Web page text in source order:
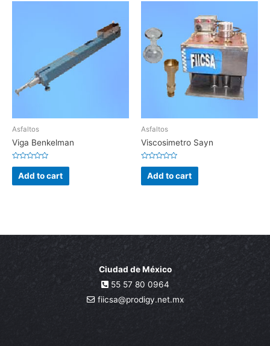
Asfaltos
Viga Benkelman
Rated
out
of
Add to cart
Asfaltos
Viscosimetro Sayn
Rated
out
of
Add to cart
Ciudad de México
55 57 80 0964
fiicsa@prodigy.net.mx